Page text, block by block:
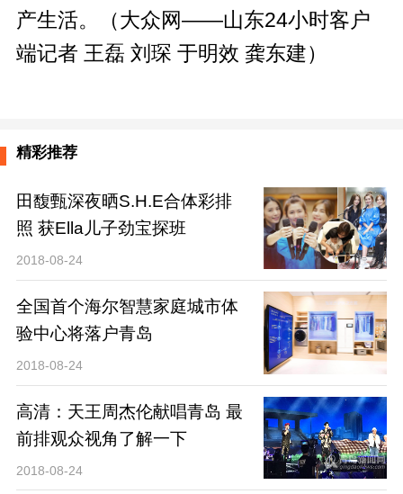
产生活。（大众网——山东24小时客户
端记者 王磊 刘琛 于明效 龚东建）
精彩推荐
田馥甄深夜晒S.H.E合体彩排
照 获Ella儿子劲宝探班
2018-08-24
全国首个海尔智慧家庭城市体
验中心将落户青岛
2018-08-24
高清：天王周杰伦献唱青岛 最
前排观众视角了解一下
2018-08-24